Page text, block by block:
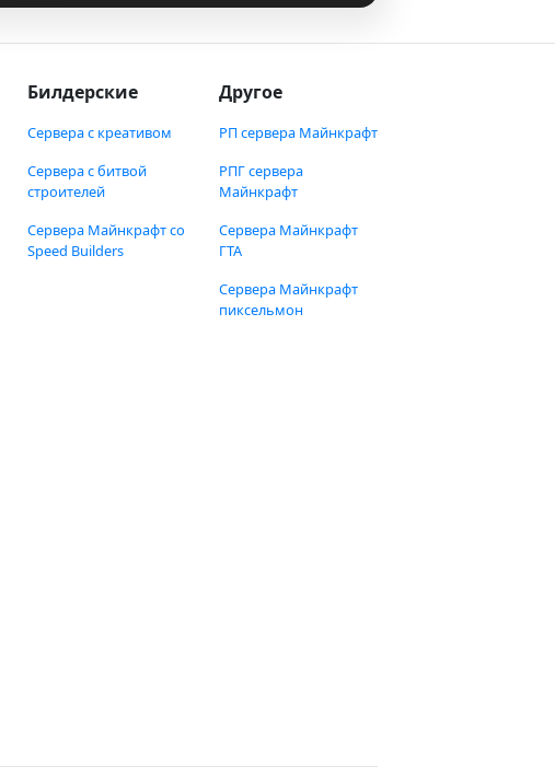
Билдерские
Сервера с креативом
Сервера с битвой
строителей
Сервера Майнкрафт со
Speed Builders
Другое
РП сервера Майнкрафт
РПГ сервера
Майнкрафт
Сервера Майнкрафт
ГТА
Сервера Майнкрафт
пиксельмон